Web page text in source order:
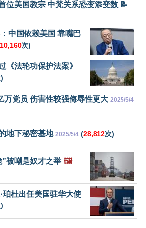
位美国教宗 中梵关系恐变添变数 📝
中国依赖美国 靠嘴巴
10,160次)
《法轮功保护法案》
万党员 伤害性较强侮辱性更大 2025/5/4
地下秘密基地 2025/5/4 (28,812次)
被嘲是奴才之举 🖼️
珀杜出任美国驻华大使